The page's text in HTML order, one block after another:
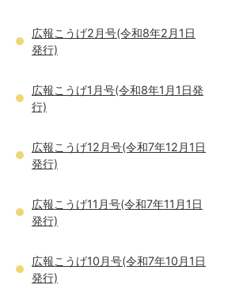
広報こうげ2月号(令和8年2月1日
発行)
広報こうげ1月号(令和8年1月1日発
行)
広報こうげ12月号(令和7年12月1日
発行)
広報こうげ11月号(令和7年11月1日
発行)
広報こうげ10月号(令和7年10月1日
発行)